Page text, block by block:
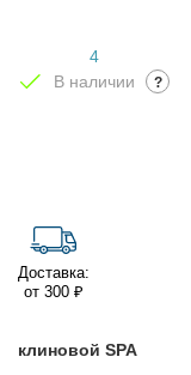
4
В наличии
?
Доставка:
от 300 ₽
клиновой SPA